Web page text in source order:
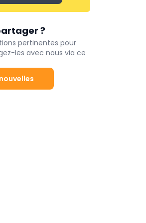
?
pertinentes pour
les avec nous via ce